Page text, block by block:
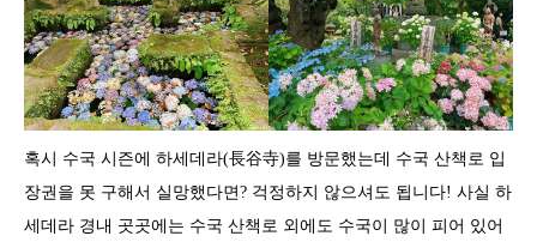
혹시 수국 시즌에 하세데라(長谷寺)를 방문했는데 수국 산책로 입
장권을 못 구해서 실망했다면? 걱정하지 않으셔도 됩니다! 사실 하
세데라 경내 곳곳에는 수국 산책로 외에도 수국이 많이 피어 있어